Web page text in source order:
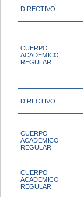
DIRECTIVO
CUERPO
ACADEMICO
REGULAR
DIRECTIVO
CUERPO
ACADEMICO
REGULAR
CUERPO
ACADEMICO
REGULAR